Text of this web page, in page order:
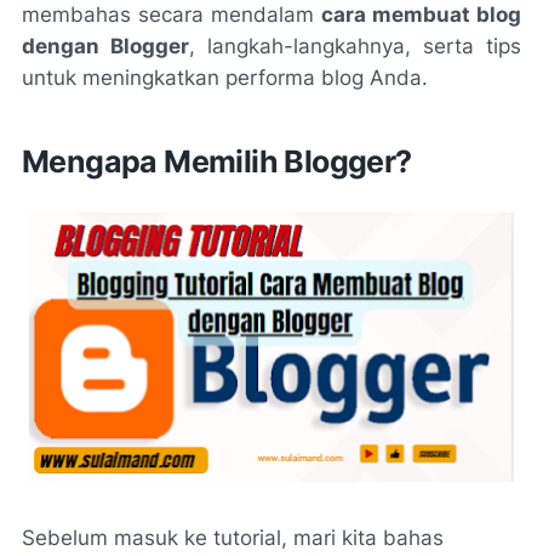
membahas secara mendalam cara membuat blog
dengan Blogger, langkah-langkahnya, serta tips
untuk meningkatkan performa blog Anda.
Mengapa Memilih Blogger?
Sebelum masuk ke tutorial, mari kita bahas